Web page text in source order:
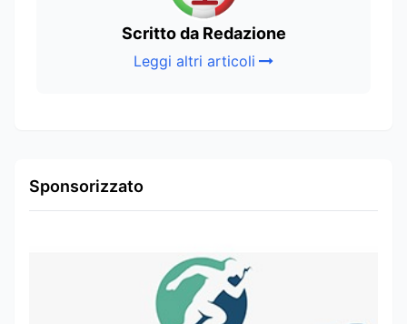
Scritto da Redazione
Leggi altri articoli
Sponsorizzato